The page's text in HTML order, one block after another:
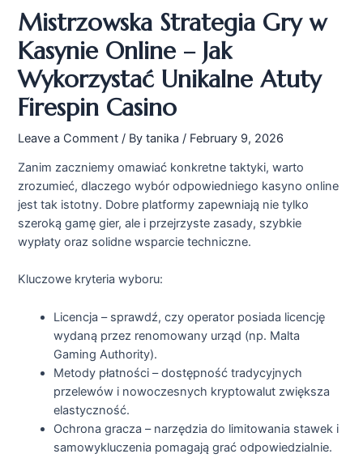
Mistrzowska Strategia Gry w
Kasynie Online – Jak
Wykorzystać Unikalne Atuty
Firespin Casino
Leave a Comment / Bytanika / February 9, 2026
Zanim zaczniemy omawiać konkretne taktyki, warto
zrozumieć, dlaczego wybór odpowiedniego kasyno online
jest tak istotny. Dobre platformy zapewniają nie tylko
szeroką gamę gier, ale i przejrzyste zasady, szybkie
wypłaty oraz solidne wsparcie techniczne.
Kluczowe kryteria wyboru:
Licencja – sprawdź, czy operator posiada licencję
wydaną przez renomowany urząd (np. Malta
Gaming Authority).
Metody płatności – dostępność tradycyjnych
przelewów i nowoczesnych kryptowalut zwiększa
elastyczność.
Ochrona gracza – narzędzia do limitowania stawek i
samowykluczenia pomagają grać odpowiedzialnie.